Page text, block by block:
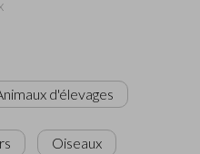
d'élevages
Oiseaux